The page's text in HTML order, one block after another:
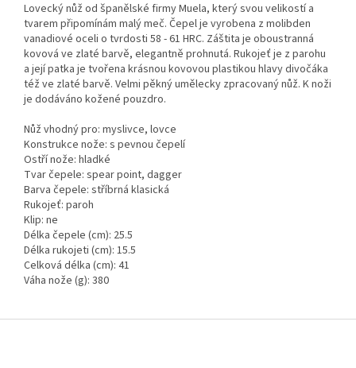
Lovecký nůž od španělské firmy Muela, který svou velikostí a
tvarem připomínám malý meč. Čepel je vyrobena z molibden
vanadiové oceli o tvrdosti 58 - 61 HRC. Záštita je oboustranná
kovová ve zlaté barvě, elegantně prohnutá. Rukojeť je z parohu
a její patka je tvořena krásnou kovovou plastikou hlavy divočáka
též ve zlaté barvě. Velmi pěkný umělecky zpracovaný nůž. K noži
je dodáváno kožené pouzdro.
Nůž vhodný pro: myslivce, lovce
Konstrukce nože: s pevnou čepelí
Ostří nože: hladké
Tvar čepele: spear point, dagger
Barva čepele: stříbrná klasická
Rukojeť: paroh
Klip: ne
Délka čepele (cm): 25.5
Délka rukojeti (cm): 15.5
Celková délka (cm): 41
Váha nože (g): 380